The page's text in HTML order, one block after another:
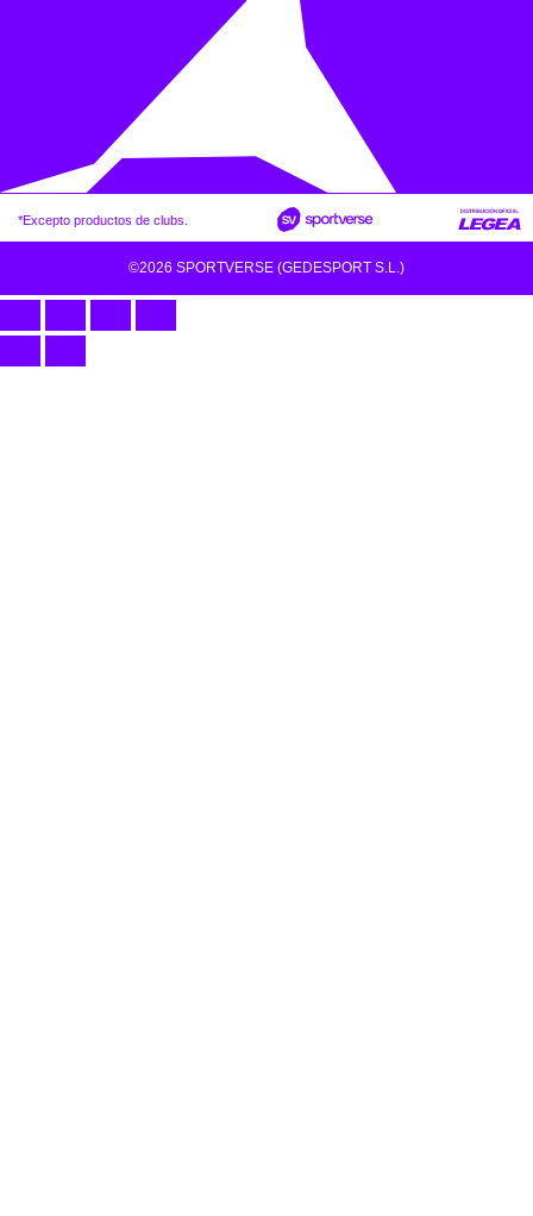
*Excepto productos de clubs.
©2026 SPORTVERSE (GEDESPORT S.L.)